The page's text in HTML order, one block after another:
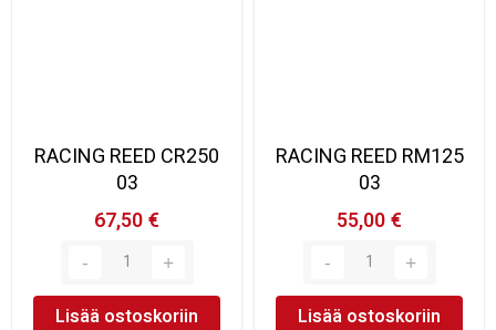
RACING REED CR250
03
67,50 €
Lisää ostoskoriin
RACING REED RM125
03
55,00 €
Lisää ostoskoriin